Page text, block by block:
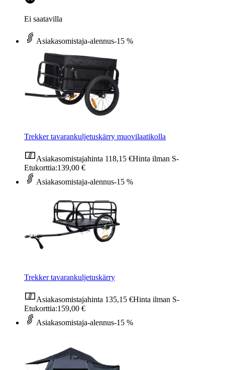
Ei saatavilla
Asiakasomistaja-alennus-15 %
Trekker tavarankuljetuskärry muovilaatikolla
Asiakasomistajahinta 118,15 €Hinta ilman S-
Etukorttia:139,00 €
Asiakasomistaja-alennus-15 %
Trekker tavarankuljetuskärry
Asiakasomistajahinta 135,15 €Hinta ilman S-
Etukorttia:159,00 €
Asiakasomistaja-alennus-15 %